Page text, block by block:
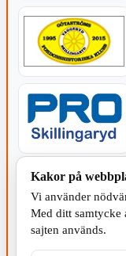
KOMMUNEN
Kakor på
Vi använder
Med ditt samtycke
sajten används.